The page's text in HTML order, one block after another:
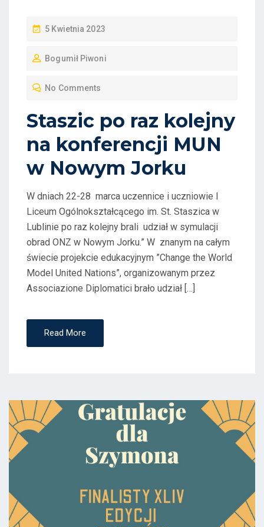
P
S
O
N
5 Kwietnia 2023
Bogumił Piwoni
No Comments
Staszic po raz kolejny
na konferencji MUN
w Nowym Jorku
W dniach 22-28 marca uczennice i uczniowie I
Liceum Ogólnokształcącego im. St. Staszica w
Lublinie po raz kolejny brali udział w symulacji
obrad ONZ w Nowym Jorku.” W znanym na całym
świecie projekcie edukacyjnym ”Change the World
Model United Nations”, organizowanym przez
Associazione Diplomatici brało udział […]
Read More